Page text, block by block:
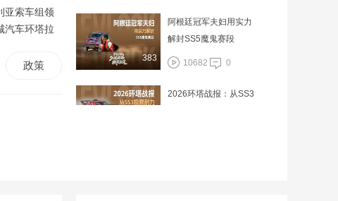
亚索车组领
汽车环塔拉
政策
383
阿根廷冠军夫妇用实力
解封SS5魔鬼赛段
10682 0
2026环塔战报：从SS3